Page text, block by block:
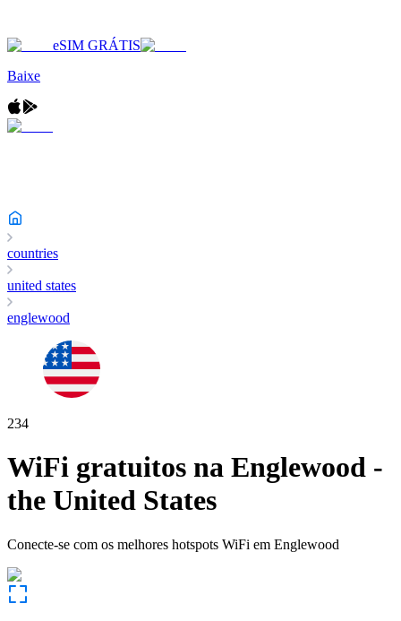
eSIM GRÁTIS
Baixe
countries
united states
englewood
234
WiFi gratuitos na Englewood -
the United States
Conecte-se com os melhores hotspots WiFi em Englewood